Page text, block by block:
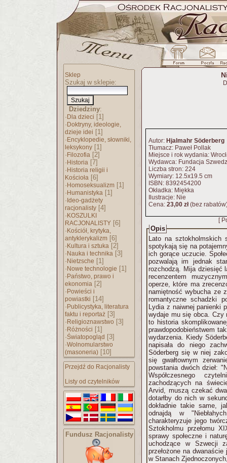
Sklep
Szukaj w sklepie:
Dziedziny:
· Dla dzieci [1]
· Doktryny, ideologie,
dzieje idei [1]
· Encyklopedie, słowniki,
leksykony [1]
· Filozofia [2]
· Historia [7]
· Historia religii i
Kościoła [6]
· Homoseksualizm [1]
· Humanistyka [1]
· Ideo-gadżety
racjonalisty [4]
· KOSZULKI
RACJONALISTY [6]
· Kościół, krytyka,
antyklerykalizm [6]
· Kultura i sztuka [2]
· Nauka i technika [3]
· Nietzsche [1]
· Nowe technologie [1]
· Państwo, prawo i
ekonomia [2]
· Powieści i
powiastki [14]
· Publicystyka, literatura
faktu i reportaż [3]
· Religioznawstwo [3]
· Różności [1]
·Światopogląd [3]
·Wolnomularstwo
(masoneria) [10]
Przejdź do Racjonalisty
Listy od czytelników
Fundusz Racjonalisty
Autor: Hjalmahr Söderberg
Tłumacz: Paweł Pollak
Miejsce i rok wydania:
Wydawca: Fundacja
Liczba stron: 224
Wymiary: 12.5x19.5 cm
ISBN: 8392454200
Okładka: Miękka
Ilustracje: Nie
Cena: 23,00 zł(bez
[
Opis
Lato na sztokholmskich
spotykają się na
ich gorące uczucie.
pozwalają im jednak
rozchodzą. Mija dziesięć
recenzentem
operze, które ma
namiętność wybucha ze
romantyczne schadzki
Lydia z naiwnej panienki
wydaje mu się obca. Czy mimo to
to historia
prawdopodobieństwem
wydarzenia. Kiedy
napisała do niego
Söderberg się w niej
się gwałtownym
powstania dwóch dzieł:
Współczesnego
zachodzących na
Arvid, muszą czekać
dotarłby do nich w
dokładnie takie same,
odnajdą w
charakteryzuje jego
Sztokholmu przełomu
sprawy społeczne i naturę człowieka.
uchodzące w Szwecji
przełożone na
w Stanach